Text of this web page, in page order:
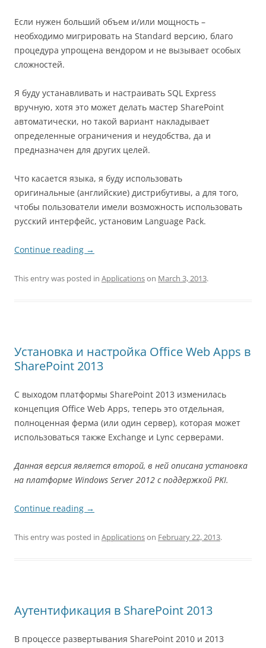
Если нужен больший объем и/или мощность –
необходимо мигрировать на Standard версию, благо
процедура упрощена вендором и не вызывает особых
сложностей.
Я буду устанавливать и настраивать SQL Express
вручную, хотя это может делать мастер SharePoint
автоматически, но такой вариант накладывает
определенные ограничения и неудобства, да и
предназначен для других целей.
Что касается языка, я буду использовать
оригинальные (английские) дистрибутивы, а для того,
чтобы пользователи имели возможность использовать
русский интерфейс, установим Language Pack.
Continue reading →
This entry was posted in Applicationson March 3, 2013.
Установка и настройка Office Web Apps в
SharePoint 2013
С выходом платформы SharePoint 2013 изменилась
концепция Office Web Apps, теперь это отдельная,
полноценная ферма (или один сервер), которая может
использоваться также Exchange и Lync серверами.
Данная версия является второй, в ней описана установка
на платформе Windows Server 2012 с поддержкой PKI.
Continue reading →
This entry was posted in Applicationson February 22, 2013.
Аутентификация в SharePoint 2013
В процессе развертывания SharePoint 2010 и 2013